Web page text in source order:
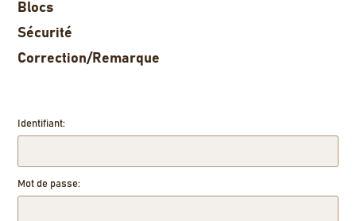
Blocs
Sécurité
Correction/Remarque
Identifiant:
Mot de passe: